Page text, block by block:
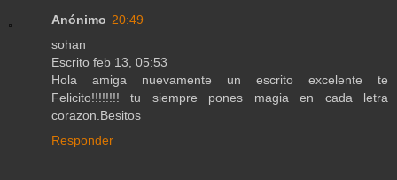
Anónimo 20:49
sohan
Escrito feb 13, 05:53
Hola amiga nuevamente un escrito excelente te
Felicito!!!!!!!! tu siempre pones magia en cada letra
corazon.Besitos
Responder